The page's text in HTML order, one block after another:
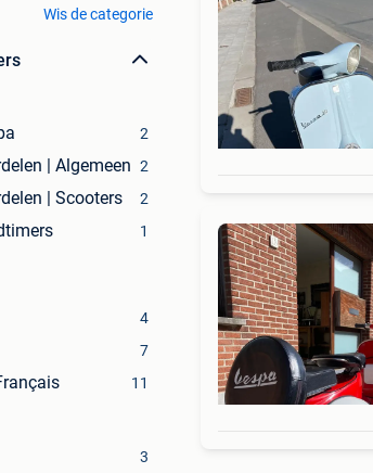
Wis de categorie
2
| Algemeen 2
| Scooters 2
1
4
7
11
3